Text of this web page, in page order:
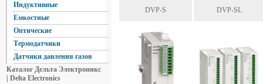
Индуктивные
Емкостные
Оптические
Термодатчики
Датчики давления газов
Каталог Дельта Электроникс
| Delta Electronics
DVP-S DVP-SL